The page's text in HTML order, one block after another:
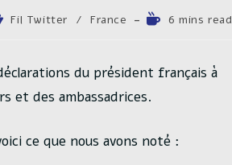
Fil Twitter / France
Temps6 mins read
du président français à
et des ambassadrices.
ce que nous avons noté :